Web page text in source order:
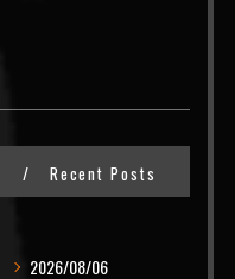
Recent Posts
2026/08/06